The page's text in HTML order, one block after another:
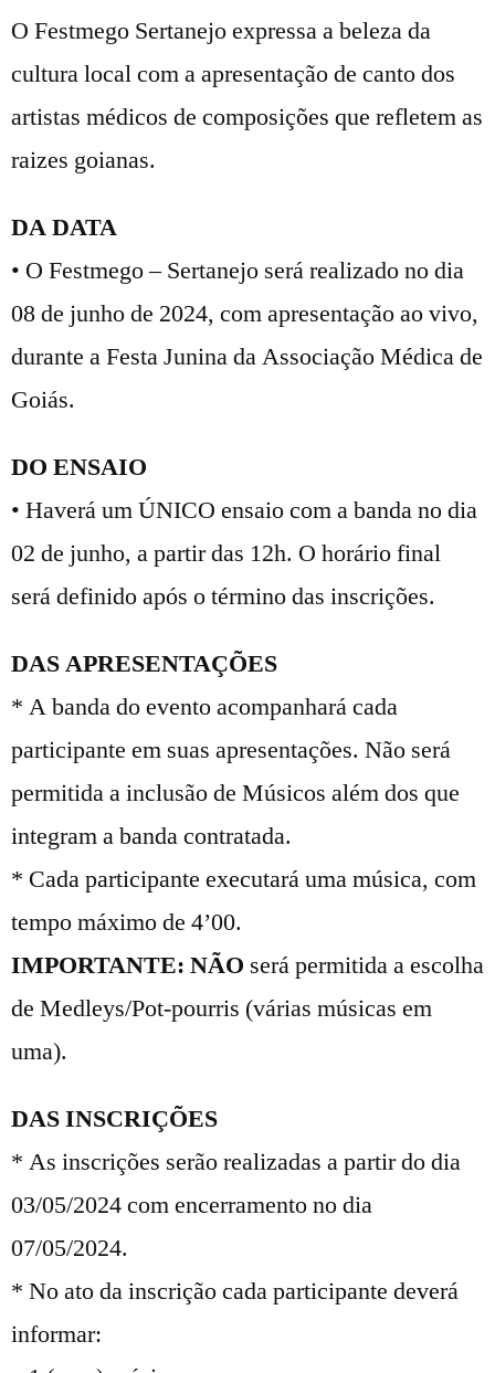
O Festmego Sertanejo expressa a beleza da
cultura local com a apresentação de canto dos
artistas médicos de composições que refletem as
raizes goianas.
DA DATA
• O Festmego – Sertanejo será realizado no dia
08 de junho de 2024, com apresentação ao vivo,
durante a Festa Junina da Associação Médica de
Goiás.
DO ENSAIO
• Haverá um ÚNICO ensaio com a banda no dia
02 de junho, a partir das 12h. O horário final
será definido após o término das inscrições.
DAS APRESENTAÇÕES
* A banda do evento acompanhará cada
participante em suas apresentações. Não será
permitida a inclusão de Músicos além dos que
integram a banda contratada.
* Cada participante executará uma música, com
tempo máximo de 4’00.
IMPORTANTE: NÃO será permitida a escolha
de Medleys/Pot-pourris (várias músicas em
uma).
DAS INSCRIÇÕES
* As inscrições serão realizadas a partir do dia
03/05/2024 com encerramento no dia
07/05/2024.
* No ato da inscrição cada participante deverá
informar: